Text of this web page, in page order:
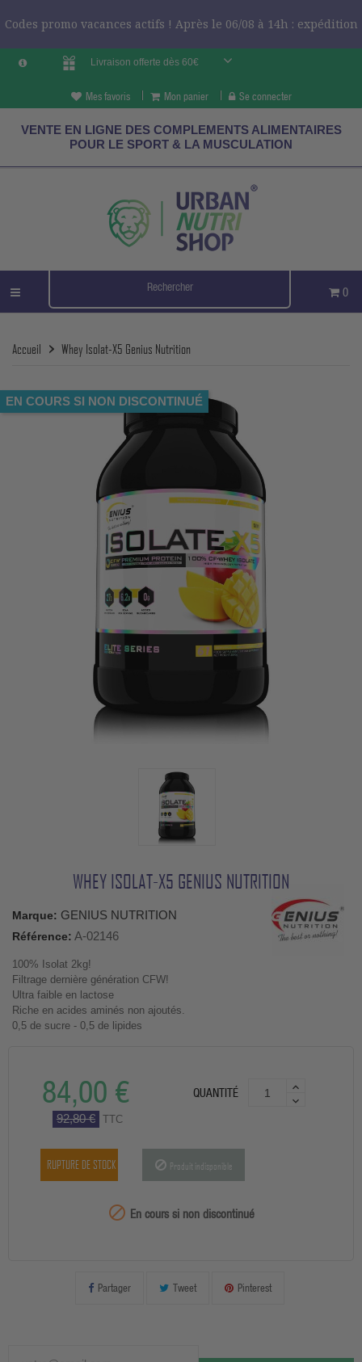
Codes promo vacances actifs ! Après le 06/08 à 14h : expédition
Livraison offerte dès 60€
Mes favoris Mon panier Se connecter
VENTE EN LIGNE DES COMPLEMENTS ALIMENTAIRES
POUR LE SPORT & LA MUSCULATION
0
Accueil Whey Isolat-X5 Genius Nutrition
EN COURS SI NON DISCONTINUÉ
WHEY ISOLAT-X5 GENIUS NUTRITION
Marque: GENIUS NUTRITION
Référence: A-02146
100% Isolat 2kg!
Filtrage dernière génération CFW!
Ultra faible en lactose
Riche en acides aminés non ajoutés.
0,5 de sucre - 0,5 de lipides
84,00 €
92,80 € TTC
QUANTITÉ
RUPTURE DE STOCK Produit indisponible
 En cours si non discontinué
Partager Tweet Pinterest